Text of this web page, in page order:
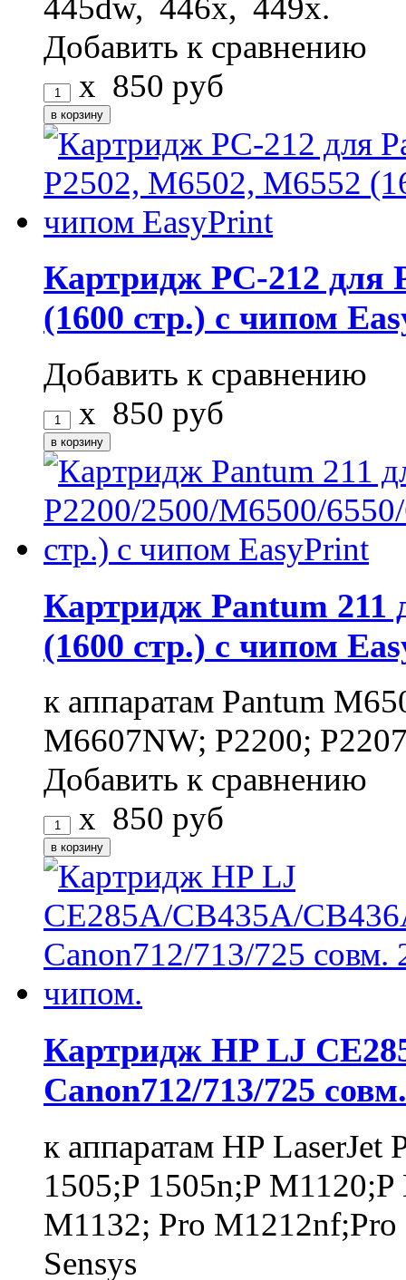
Добавить к сравнению
x 850 руб
Картридж PC-212 для
(1600 стр.) с чипом
Добавить к сравнению
x 850 руб
Картридж Pantum 211
(1600 стр.) с чипом
к аппаратам Pantum
M6607NW; P2200;
Добавить к сравнению
x 850 руб
Картридж HP LJ
Canon712/713/725
к аппаратам HP LaserJet
1505;P 1505n;P
M1132; Pro
Sensys